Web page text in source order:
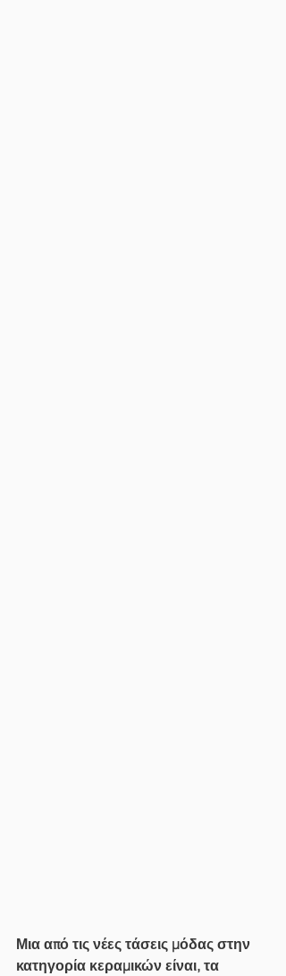
Μια από τις νέες τάσεις μόδας στην
κατηγορία κεραμικών είναι, τα